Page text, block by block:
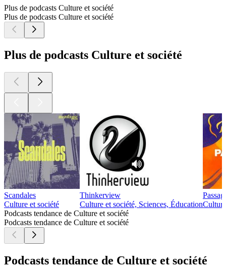
Plus de podcasts Culture et société
Plus de podcasts Culture et société
Plus de podcasts Culture et société
Scandales
Culture et société
Thinkerview
Culture et société, Sciences, Éducation
Podcasts tendance de Culture et société
Podcasts tendance de Culture et société
Podcasts tendance de Culture et société